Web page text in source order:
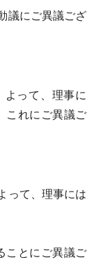
議にご異議ござ
って、理事に
これにご異議ご
って、理事には
ことにご異議ご